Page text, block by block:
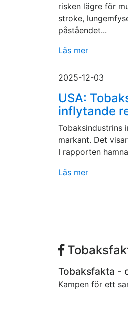
risken lägre för
stroke,
påståendet...
Läs mer
2025-12-03
USA:
inflytande
Tobaksindustrins
markant. Det
I rapporten
Läs mer
Tobaksfakta -
Kampen för ett